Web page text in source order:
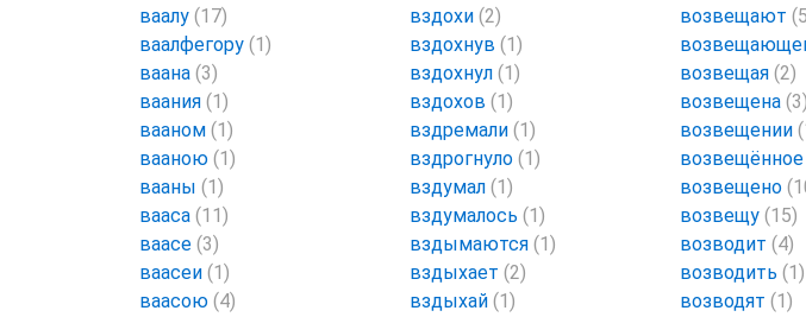
ваалу (17)
ваалфегору (1)
ваана (3)
ваания (1)
вааном (1)
вааною (1)
вааны (1)
вааса (11)
ваасе (3)
ваасеи (1)
ваасою (4)
вздохи (2)
вздохнув (1)
вздохнул (1)
вздохов (1)
вздремали (1)
вздрогнуло (1)
вздумал (1)
вздумалось (1)
вздымаются (1)
вздыхает (2)
вздыхай (1)
возвещают
возвещая (2)
возвещена (3)
возвещении
возвещённое
возвещено
возвещу (15)
возводит (4)
возводить (1)
возводят (1)